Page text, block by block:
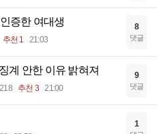
증한 여대생
추천 1 21:03
8
댓글
계 안한 이유 밝혀져
추천 3 21:00
9
댓글
1